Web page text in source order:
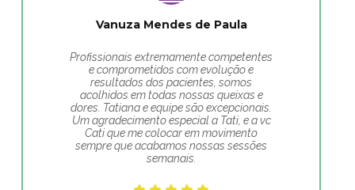
Vanuza Mendes de Paula
Profissionais extremamente competentes
e comprometidos com evolução e
resultados dos pacientes, somos
acolhidos em todas nossas queixas e
dores. Tatiana e equipe são excepcionais.
Um agradecimento especial a Tati, e a vc
Cati que me colocar em movimento
sempre que acabamos nossas sessões
semanais.